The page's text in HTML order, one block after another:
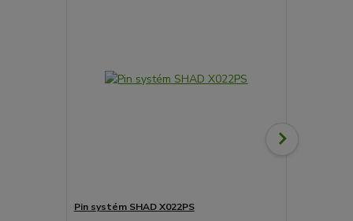
Pin systém SHAD X022PS